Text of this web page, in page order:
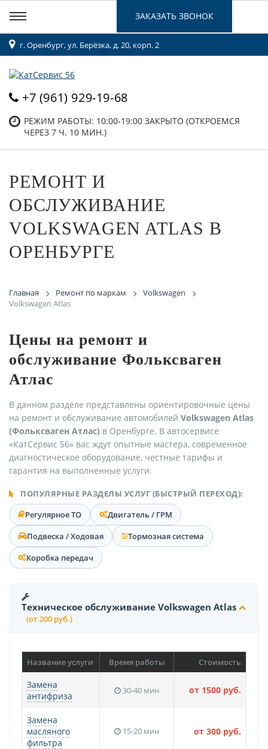
г. Оренбург, ул. Берёзка, д. 20, корп. 2
+7 (961) 929-19-68
РЕЖИМ РАБОТЫ: 10:00-19:00 ЗАКРЫТО (ОТКРОЕМСЯ
ЧЕРЕЗ 7 Ч. 10 МИН.)
ЗАКАЗАТЬ ЗВОНОК
РЕМОНТ И
ОБСЛУЖИВАНИЕ
VOLKSWAGEN ATLAS В
ОРЕНБУРГЕ
Главная Ремонт по маркам
Volkswagen
Volkswagen Atlas
Цены на ремонт и
обслуживание Фольксваген
Атлас
В данном разделе представлены ориентировочные цены
на ремонт и обслуживание автомобилей Volkswagen Atlas
(Фольксваген Атлас) в Оренбурге. В автосервисе
«КатСервис 56» вас ждут опытные мастера, современное
диагностическое оборудование, честные тарифы и
гарантия на выполненные услуги.
ПОПУЛЯРНЫЕ РАЗДЕЛЫ УСЛУГ (БЫСТРЫЙ ПЕРЕХОД):
Регулярное ТО
Двигатель / ГРМ
Подвеска / Ходовая
Тормозная система
Коробка передач
Техническое обслуживание Volkswagen Atlas
(от 200 руб.)
Название услуги Время работы Стоимость
Замена
антифриза
30-40 мин от 1500 руб.
Замена
масляного
фильтра
15-20 мин от 300 руб.